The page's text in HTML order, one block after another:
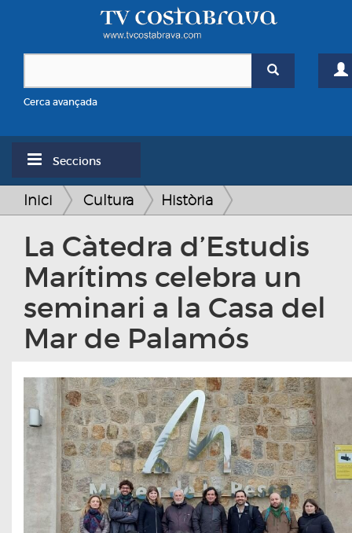
Cerca avançada
Seccions
Inici Cultura Història
La Càtedra d’Estudis
Marítims celebra un
seminari a la Casa del
Mar de Palamós